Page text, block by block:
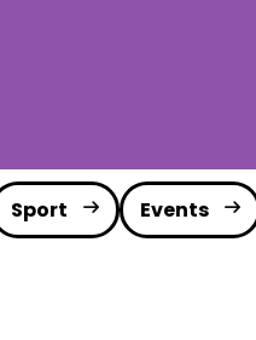
Sport Events